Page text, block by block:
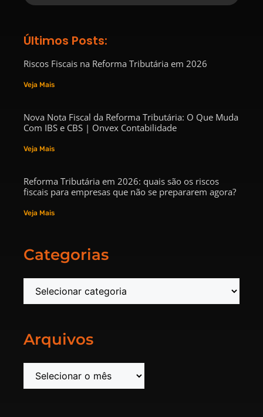
Últimos Posts:
Riscos Fiscais na Reforma Tributária em 2026
Veja Mais
Nova Nota Fiscal da Reforma Tributária: O Que Muda
Com IBS e CBS | Onvex Contabilidade
Veja Mais
Reforma Tributária em 2026: quais são os riscos
fiscais para empresas que não se prepararem agora?
Veja Mais
Categorias
Arquivos